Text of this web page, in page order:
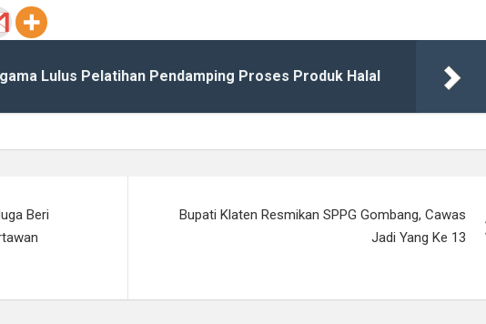
Lulus Pelatihan Pendamping Proses Produk Halal
Beri
Bupati Klaten Resmikan SPPG Gombang, Cawas
Jadi Yang Ke 13